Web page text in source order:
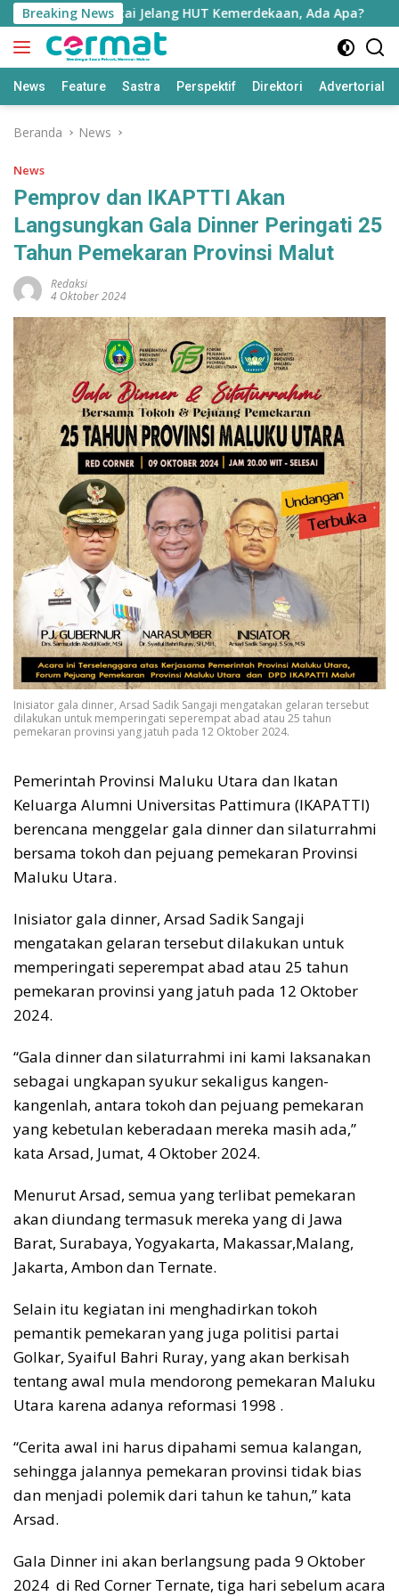
Langsung
ke
konten
Breaking News
Pulau Morotai Jelang HUT Kemerdekaan, Ada Apa?
News Feature Sastra Perspektif Direktori Advertorial
Beranda News
News
Pemprov dan IKAPTTI Akan
Langsungkan Gala Dinner Peringati 25
Tahun Pemekaran Provinsi Malut
Redaksi
4 Oktober 2024
Inisiator gala dinner, Arsad Sadik Sangaji mengatakan gelaran tersebut
dilakukan untuk memperingati seperempat abad atau 25 tahun
pemekaran provinsi yang jatuh pada 12 Oktober 2024.
Pemerintah Provinsi Maluku Utara dan Ikatan
Keluarga Alumni Universitas Pattimura (IKAPATTI)
berencana menggelar gala dinner dan silaturrahmi
bersama tokoh dan pejuang pemekaran Provinsi
Maluku Utara.
Inisiator gala dinner, Arsad Sadik Sangaji
mengatakan gelaran tersebut dilakukan untuk
memperingati seperempat abad atau 25 tahun
pemekaran provinsi yang jatuh pada 12 Oktober
2024.
“Gala dinner dan silaturrahmi ini kami laksanakan
sebagai ungkapan syukur sekaligus kangen-
kangenlah, antara tokoh dan pejuang pemekaran
yang kebetulan keberadaan mereka masih ada,”
kata Arsad, Jumat, 4 Oktober 2024.
Menurut Arsad, semua yang terlibat pemekaran
akan diundang termasuk mereka yang di Jawa
Barat, Surabaya, Yogyakarta, Makassar,Malang,
Jakarta, Ambon dan Ternate.
Selain itu kegiatan ini menghadirkan tokoh
pemantik pemekaran yang juga politisi partai
Golkar, Syaiful Bahri Ruray, yang akan berkisah
tentang awal mula mendorong pemekaran Maluku
Utara karena adanya reformasi 1998 .
“Cerita awal ini harus dipahami semua kalangan,
sehingga jalannya pemekaran provinsi tidak bias
dan menjadi polemik dari tahun ke tahun,” kata
Arsad.
Gala Dinner ini akan berlangsung pada 9 Oktober
2024 di Red Corner Ternate, tiga hari sebelum acara